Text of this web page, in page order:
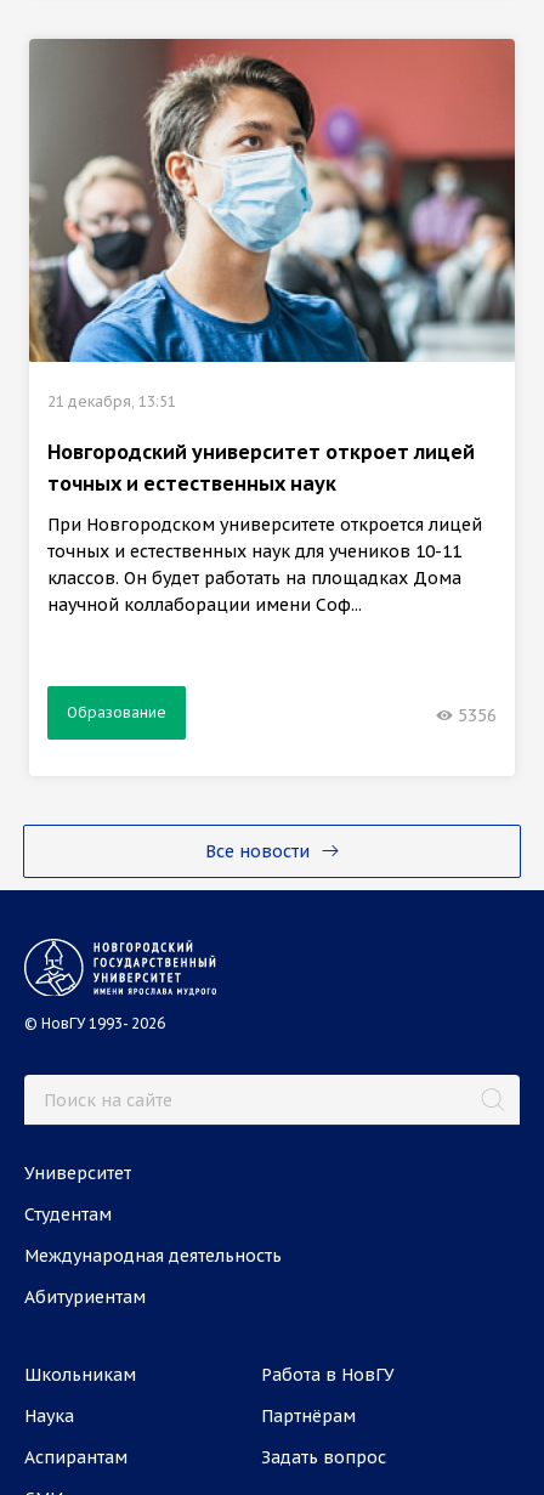
Все новости
21 декабря, 13:51
Новгородский университет откроет лицей
точных и естественных наук
При Новгородском университете откроется лицей
точных и естественных наук для учеников 10-11
классов. Он будет работать на площадках Дома
научной коллаборации имени Соф...
Образование 5356
© НовГУ 1993- 2026
Университет
Студентам
Международная деятельность
Абитуриентам
Школьникам
Наука
Аспирантам
Работа в НовГУ
Партнёрам
Задать вопрос